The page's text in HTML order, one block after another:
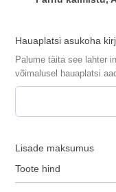
Hauaplatsi asukoha
Palume täita see lahter
võimalusel hauaplatsi
Lisade maksumus
Toote hind